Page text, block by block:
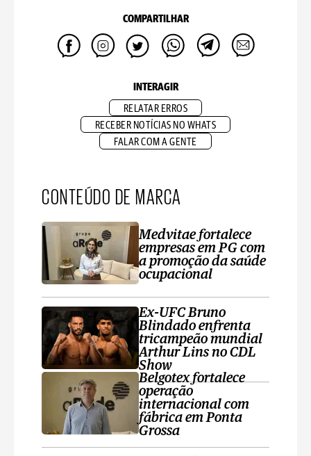
COMPARTILHAR
INTERAGIR
RELATAR ERROS
RECEBER NOTÍCIAS NO WHATS
FALAR COM A GENTE
CONTEÚDO DE MARCA
Medvitae fortalece
empresas em PG com
a promoção da saúde
ocupacional
Ex-UFC Bruno
Blindado enfrenta
tricampeão mundial
Arthur Lins no CDL
Show
Belgotex fortalece
operação
internacional com
fábrica em Ponta
Grossa